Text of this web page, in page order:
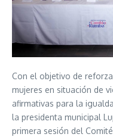
Con el objetivo de
mujeres en situación de
afirmativas para la
la presidenta municipal
primera sesión del